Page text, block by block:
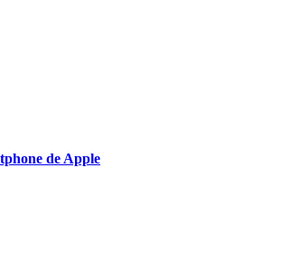
de Apple